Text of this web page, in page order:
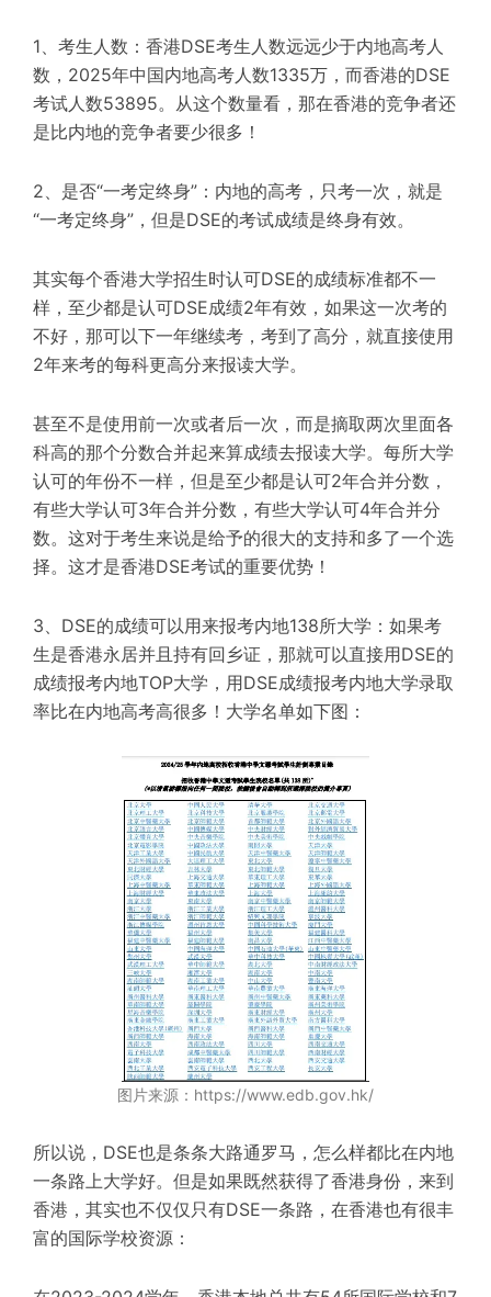
1、考生人数：香港DSE考生人数远远少于内地高考人
数，2025年中国内地高考人数1335万，而香港的DSE
考试人数53895。从这个数量看，那在香港的竞争者还
是比内地的竞争者要少很多！
2、是否“一考定终身”：内地的高考，只考一次，就是
“一考定终身”，但是DSE的考试成绩是终身有效。
其实每个香港大学招生时认可DSE的成绩标准都不一
样，至少都是认可DSE成绩2年有效，如果这一次考的
不好，那可以下一年继续考，考到了高分，就直接使用
2年来考的每科更高分来报读大学。
甚至不是使用前一次或者后一次，而是摘取两次里面各
科高的那个分数合并起来算成绩去报读大学。每所大学
认可的年份不一样，但是至少都是认可2年合并分数，
有些大学认可3年合并分数，有些大学认可4年合并分
数。这对于考生来说是给予的很大的支持和多了一个选
择。这才是香港DSE考试的重要优势！
3、DSE的成绩可以用来报考内地138所大学：如果考
生是香港永居并且持有回乡证，那就可以直接用DSE的
成绩报考内地TOP大学，用DSE成绩报考内地大学录取
率比在内地高考高很多！大学名单如下图：
图片来源：https://www.edb.gov.hk/
所以说，DSE也是条条大路通罗马，怎么样都比在内地
一条路上大学好。但是如果既然获得了香港身份，来到
香港，其实也不仅仅只有DSE一条路，在香港也有很丰
富的国际学校资源：